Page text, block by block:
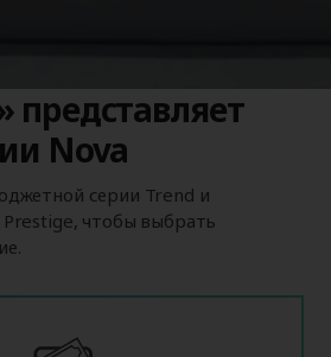
представляет
Nova
серии Trend и
чтобы выбрать